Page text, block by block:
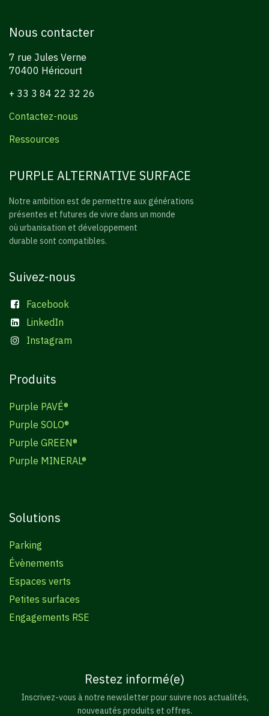
Nous contacter
7 rue Jules Verne
70400 Héricourt
+ 33 3 84 22 32 26
Contactez-nous
Ressources
PURPLE ALTERNATIVE SURFACE
Notre ambition est de permettre aux générations
présentes et futures de vivre dans un monde
où urbanisation et développement
durable sont compatibles.
Suivez-nous
Facebook
LinkedIn
Instagram
Produits
Purple PAVÉ®
Purple SOLO®
Purple GREEN®
Purple MINERAL®
Solutions
Parking
Évènements
Espaces verts
Petites surfaces
Engagements RSE
Restez informé(e)
Inscrivez-vous à notre newsletter pour suivre nos actualités,
nouveautés produits et offres.